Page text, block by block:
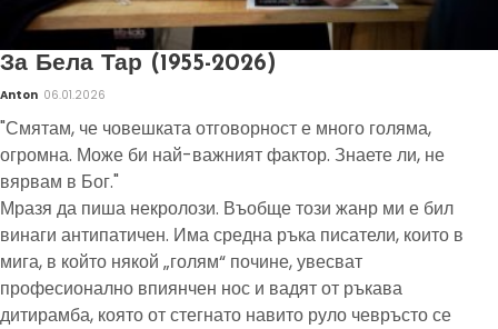
За Бела Тар (1955-2026)
Anton 06.01.2026
"Смятам, че човешката отговорност е много голяма,
огромна. Може би най-важният фактор. Знаете ли, не
вярвам в Бог."
Мразя да пиша некролози. Въобще този жанр ми е бил
винаги антипатичен. Има средна ръка писатели, които в
мига, в който някой „голям“ почине, увесват
професионално впиянчен нос и вадят от ръкава
дитирамба, която от стегнато навито руло чевръсто се